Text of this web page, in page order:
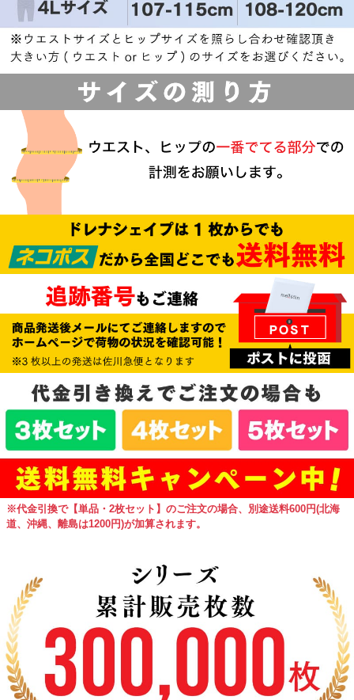
※代金引換で【単品・2枚セット】のご注文の場合、別途送料600円(北海
道、沖縄、離島は1200円)が加算されます。